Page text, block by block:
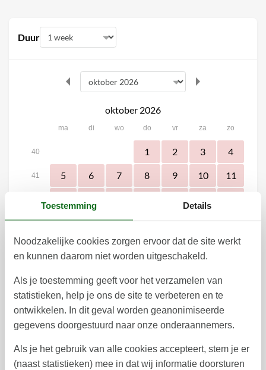
Duur
oktober 2026
ma di wo do vr za zo
40 1 2 3 4
41 5 6 7 8 9 10 11
43 19 20 21
44 26 27 28 29 30 31
november 2026
ma di wo do vr za
44 1
45 2 3 4 5 6 7 8
Toestemming Details
Noodzakelijke cookies zorgen ervoor dat de site werkt
en kunnen daarom niet worden uitgeschakeld.
Als je toestemming geeft voor het verzamelen van
statistieken, help je ons de site te verbeteren en te
ontwikkelen. In dit geval worden geanonimiseerde
gegevens doorgestuurd naar onze onderaannemers.
Als je het gebruik van alle cookies accepteert, stem je er
(naast statistieken) mee in dat wij informatie doorsturen